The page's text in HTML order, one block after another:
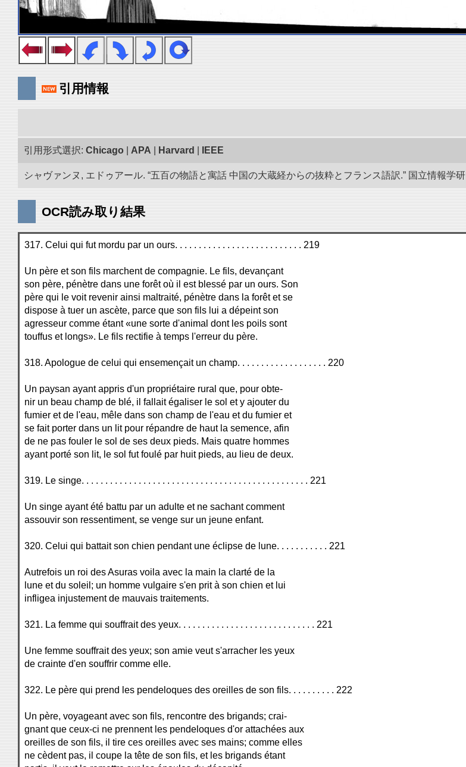
引用情報
引用形式選択: Chicago APA Harvard IEEE
シャヴァンヌ, エドゥアール. “五百の物語と寓話 中国の大蔵経からの抜粋とフランス語訳.” 国立情報
OCR読み取り結果
317. Celui qui fut mordu par un ours. . . . . . . . . . . . . . . . . . . . . . . . . . . 219
Un père et son fils marchent de compagnie. Le fils, devançant
son père, pénètre dans une forêt où il est blessé par un ours. Son
père qui le voit revenir ainsi maltraité, pénètre dans la forêt et se
dispose à tuer un ascète, parce que son fils lui a dépeint son
agresseur comme étant «une sorte d'animal dont les poils sont
touffus et longs». Le fils rectifie à temps l'erreur du père.
318. Apologue de celui qui ensemençait un champ. . . . . . . . . . . . . . . . . . . 220
Un paysan ayant appris d'un propriétaire rural que, pour obte-
nir un beau champ de blé, il fallait égaliser le sol et y ajouter du
fumier et de l'eau, mêle dans son champ de l'eau et du fumier et
se fait porter dans un lit pour répandre de haut la semence, afin
de ne pas fouler le sol de ses deux pieds. Mais quatre hommes
ayant porté son lit, le sol fut foulé par huit pieds, au lieu de deux.
319. Le singe. . . . . . . . . . . . . . . . . . . . . . . . . . . . . . . . . . . . . . . . . . . . . . . . 221
Un singe ayant été battu par un adulte et ne sachant comment
assouvir son ressentiment, se venge sur un jeune enfant.
320. Celui qui battait son chien pendant une éclipse de lune. . . . . . . . . . . 221
Autrefois un roi des Asuras voila avec la main la clarté de la
lune et du soleil; un homme vulgaire s'en prit à son chien et lui
infligea injustement de mauvais traitements.
321. La femme qui souffrait des yeux. . . . . . . . . . . . . . . . . . . . . . . . . . . . . 221
Une femme souffrait des yeux; son amie veut s'arracher les yeux
de crainte d'en souffrir comme elle.
322. Le père qui prend les pendeloques des oreilles de son fils. . . . . . . . . . 222
Un père, voyageant avec son fils, rencontre des brigands; crai-
gnant que ceux-ci ne prennent les pendeloques d'or attachées aux
oreilles de son fils, il tire ces oreilles avec ses mains; comme elles
ne cèdent pas, il coupe la tête de son fils, et les brigands étant